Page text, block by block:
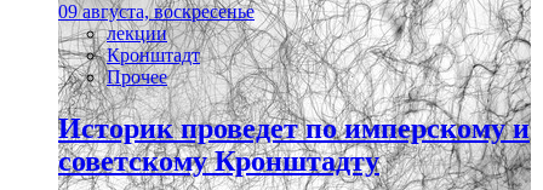
09 августа, воскресенье
лекции
Кронштадт
Прочее
Историк проведет по имперскому и
советскому Кронштадту